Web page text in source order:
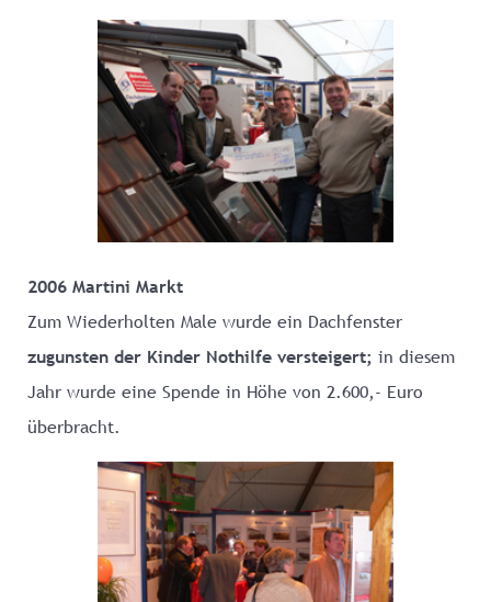
2006 Martini Markt
Zum Wiederholten Male wurde ein Dachfenster
zugunsten der Kinder Nothilfe versteigert; in diesem
Jahr wurde eine Spende in Höhe von 2.600,- Euro
überbracht.